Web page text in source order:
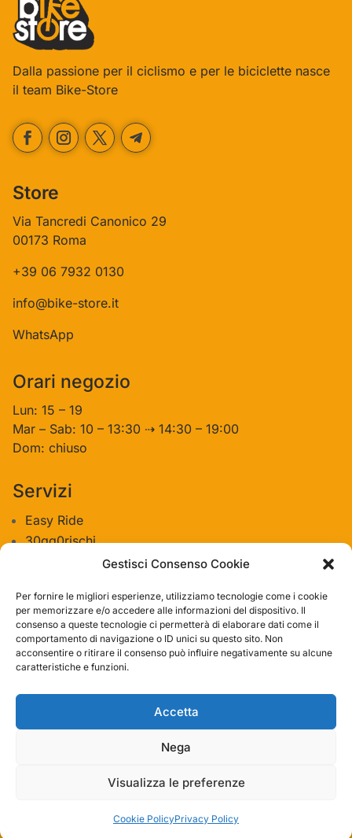
Gestisci Consenso Cookie
Per fornire le migliori esperienze, utilizziamo tecnologie come i cookie
per memorizzare e/o accedere alle informazioni del dispositivo. Il
consenso a queste tecnologie ci permetterà di elaborare dati come il
comportamento di navigazione o ID unici su questo sito. Non
acconsentire o ritirare il consenso può influire negativamente su alcune
caratteristiche e funzioni.
Accetta
Nega
Visualizza le preferenze
Cookie PolicyPrivacy Policy
Dalla passione per il ciclismo e per le biciclette nasce
il team Bike-Store
Store
Via Tancredi Canonico 29
00173 Roma
+39 06 7932 0130
info@bike-store.it
WhatsApp
Orari negozio
Lun: 15 – 19
Mar – Sab: 10 – 13:30 ⇢ 14:30 – 19:00
Dom: chiuso
Servizi
Easy Ride
30gg0rischi
Servizi Officina
Azienda
Contatti
© 2019 – 2023 Bike-Store Srl | P. IVA IT11932211003